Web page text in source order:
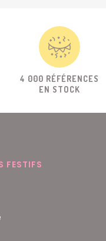
4 000 RÉFÉRENCES
EN STOCK
FESTIFS